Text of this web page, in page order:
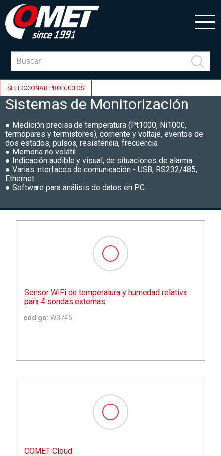
SELECCIONAR PRODUCTOS
Sistemas de Monitorización
● Medición precisa de temperatura (Pt1000, Ni1000,
termopares y termistores), corriente y voltaje, eventos de
dos estados, pulsos, resistencia, frecuencia
● Memoria no volátil
● Indicación audible y visual, de situaciones de alarma
● Varias interfaces de comunicación - USB, RS232/485,
Ethernet
● Software para análisis de datos en PC
Sensor WiFi de temperatura y humedad relativa
para 4 sondas externas
código: W3745
COMET Cloud